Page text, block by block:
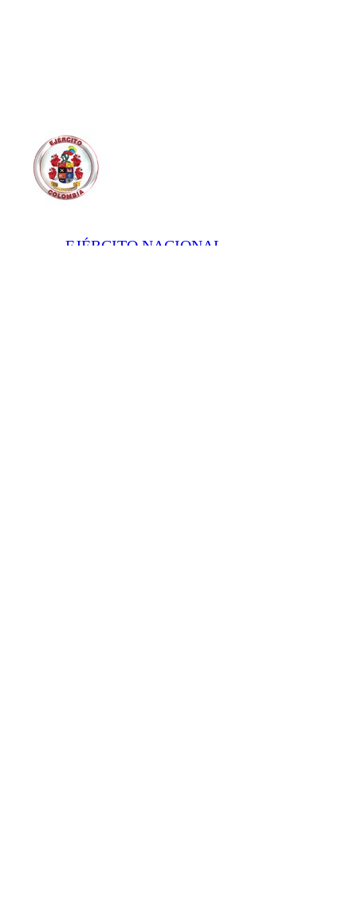
EJÉRCITO NACIONAL